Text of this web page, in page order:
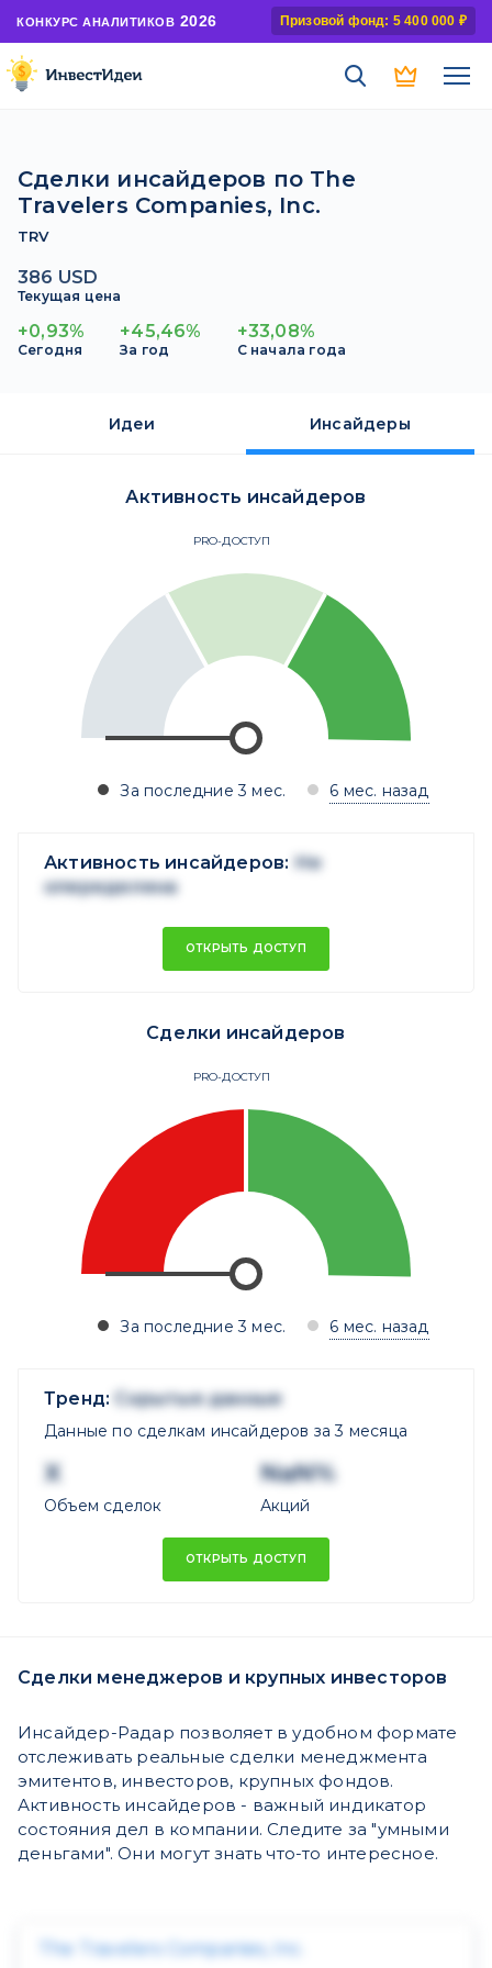
КОНКУРС АНАЛИТИКОВ 2026 Призовой фонд: 5 400 000 ₽
Сделки инсайдеров по The
Travelers Companies, Inc.
TRV
386 USD
Текущая цена
+0,93%
Сегодня
+45,46%
За год
+33,08%
С начала года
Идеи Инсайдеры
Активность инсайдеров
PRO-ДОСТУП
За последние 3 мес. 6 мес. назад
Активность инсайдеров: Не
опеределена
ОТКРЫТЬ ДОСТУП
Сделки инсайдеров
PRO-ДОСТУП
За последние 3 мес. 6 мес. назад
Тренд: Скрытые данные
Данные по сделкам инсайдеров за 3 месяца
X
Объем сделок
NaN%
Акций
ОТКРЫТЬ ДОСТУП
Сделки менеджеров и крупных инвесторов
Инсайдер-Радар позволяет в удобном формате
отслеживать реальные сделки менеджмента
эмитентов, инвесторов, крупных фондов.
Активность инсайдеров - важный индикатор
состояния дел в компании. Следите за "умными
деньгами". Они могут знать что-то интересное.
The Travelers Companies, Inc.